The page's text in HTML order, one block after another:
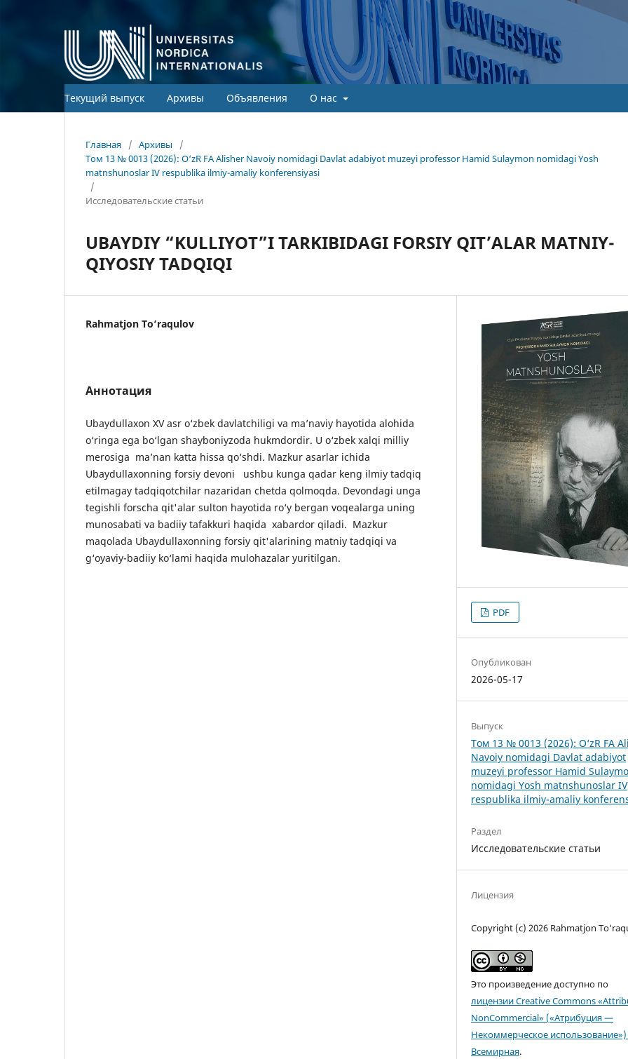
Текущий выпуск Архивы Объявления О нас
Главная / Архивы
/
Том 13 № 0013 (2026): O‘zR FA Alisher Navoiy nomidagi Davlat adabiyot muzeyi professor Hamid Sulaymon nomidagi Yosh
matnshunoslar IV respublika ilmiy-amaliy konferensiyasi
/
Исследовательские статьи
UBAYDIY “KULLIYOT”I TARKIBIDAGI FORSIY QIT’ALAR MATNIY-
QIYOSIY TADQIQI
Rahmatjon To‘raqulov
Аннотация
Ubaydullaxon XV asr o‘zbek davlatchiligi va ma’naviy hayotida alohida
o‘ringa ega bo‘lgan shayboniyzoda hukmdordir. U o‘zbek xalqi milliy
merosiga ma’nan katta hissa qo‘shdi. Mazkur asarlar ichida
Ubaydullaxonning forsiy devoni ushbu kunga qadar keng ilmiy tadqiq
etilmagay tadqiqotchilar nazaridan chetda qolmoqda. Devondagi unga
tegishli forscha qit'alar sulton hayotida ro‘y bergan voqealarga uning
munosabati va badiiy tafakkuri haqida xabardor qiladi. Mazkur
maqolada Ubaydullaxonning forsiy qit'alarining matniy tadqiqi va
g‘oyaviy-badiiy ko‘lami haqida mulohazalar yuritilgan.
PDF
Опубликован
2026-05-17
Выпуск
Том 13 № 0013 (2026): O‘zR FA
Navoiy nomidagi Davlat adabiyot
muzeyi professor Hamid
nomidagi Yosh matnshunoslar IV
respublika ilmiy-amaliy
Раздел
Исследовательские статьи
Лицензия
Copyright (c) 2026 Rahmatjon
Это произведение доступно по
лицензии Creative Commons
NonCommercial» («Атрибуция —
Некоммерческое использование»)
Всемирная.